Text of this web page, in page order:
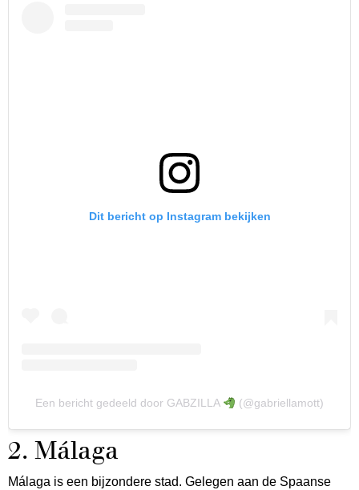
Dit bericht op Instagram bekijken
Een bericht gedeeld door GABZILLA (@gabriellamott)
2. Málaga
Málaga is een bijzondere stad. Gelegen aan de Spaanse